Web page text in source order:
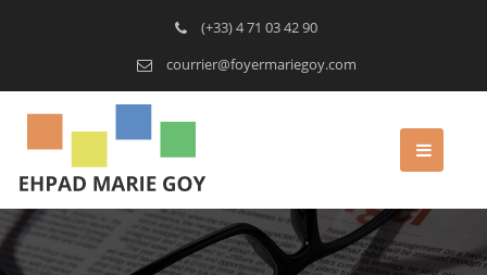
(+33) 4 71 03 42 90
courrier@foyermariegoy.com